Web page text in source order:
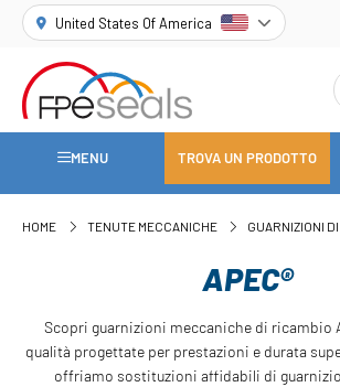
United States Of America
MENU TROVA UN PRODOTTO
HOME TENUTE MECCANICHE GUARNIZIONI
APEC®
Scopri guarnizioni meccaniche di ricambio
qualità progettate per prestazioni e durata
offriamo sostituzioni affidabili di